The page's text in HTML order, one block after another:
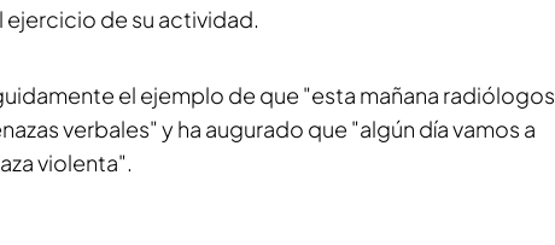
ejercicio de su actividad.
el ejemplo de que "esta mañana radiólogos
verbales" y ha augurado que "algún día vamos a
violenta".